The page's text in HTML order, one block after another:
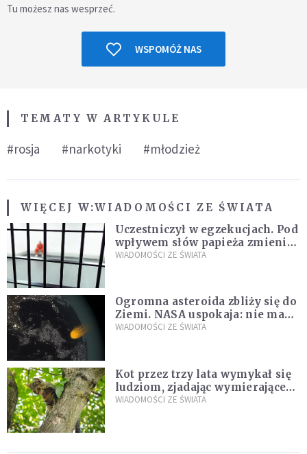
Tu możesz nas wesprzeć.
WSPOMÓŻ NAS
TEMATY W ARTYKULE
#rosja #narkotyki #młodzież
WIĘCEJ W:WIADOMOŚCI ZE ŚWIATA
Uczestniczył w egzekucjach. Pod
wpływem słów papieża zmienił
zdanie
WIADOMOŚCI ZE ŚWIATA
Ogromna asteroida zbliży się do
Ziemi. NASA uspokaja: nie ma
zagrożenia
WIADOMOŚCI ZE ŚWIATA
Kot przez trzy lata wymykał się
ludziom, zjadając wymierające
kaczki. W końcu popełnił
WIADOMOŚCI ZE ŚWIATA